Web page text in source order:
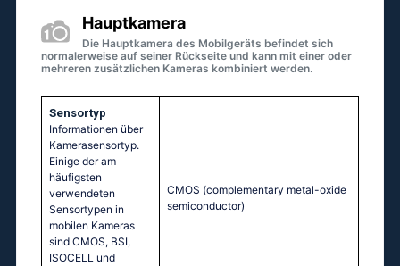
Hauptkamera
Die Hauptkamera des Mobilgeräts befindet sich
normalerweise auf seiner Rückseite und kann mit einer oder
mehreren zusätzlichen Kameras kombiniert werden.
Sensortyp
Informationen über
Kamerasensortyp.
Einige der am
häufigsten
verwendeten
Sensortypen in
mobilen Kameras
sind CMOS, BSI,
ISOCELL und
CMOS (complementary metal-oxide
semiconductor)